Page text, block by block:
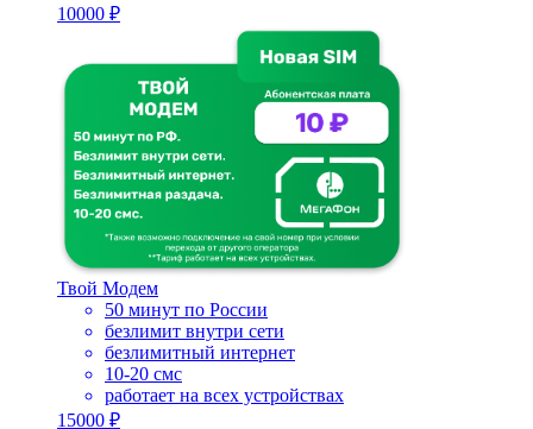
10000 ₽
Твой Модем
50 минут по России
безлимит внутри сети
безлимитный интернет
10-20 смс
работает на всех устройствах
15000 ₽